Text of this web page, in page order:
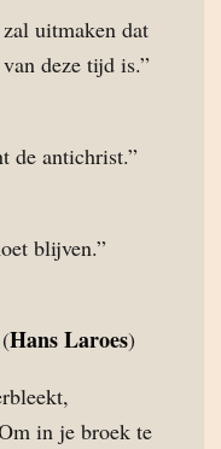
uitmaken dat
deze tijd is.”
de antichrist.”
blijven.”
Hans Laroes)
in je broek te